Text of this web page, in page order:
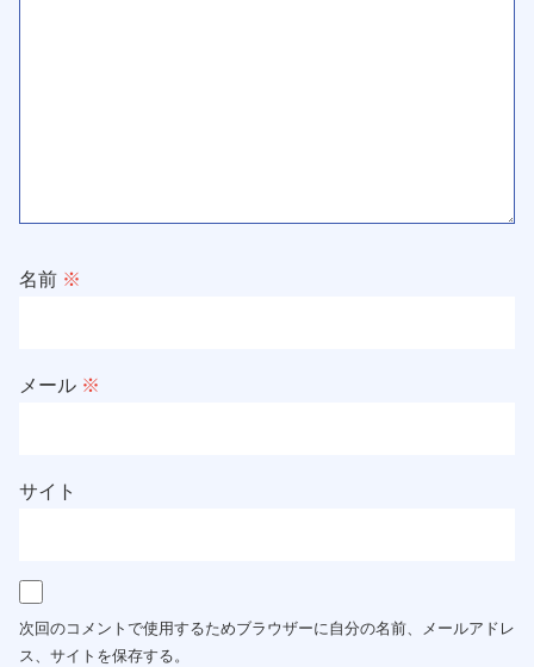
名前 ※
メール ※
サイト
次回のコメントで使用するためブラウザーに自分の名前、メールアドレ
ス、サイトを保存する。